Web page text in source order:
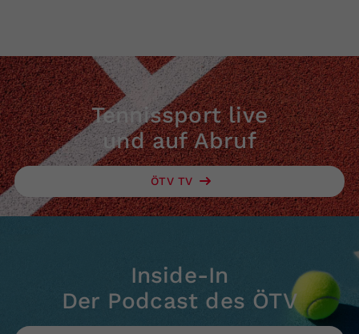
Tennissport live
und auf Abruf
ÖTV TV
Inside-In
Der Podcast des ÖTV